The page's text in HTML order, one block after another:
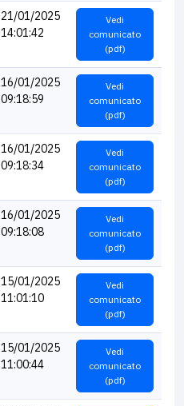
21/01/2025
14:01:42
Vedi
comunicato
(pdf)
16/01/2025
09:18:59
Vedi
comunicato
(pdf)
16/01/2025
09:18:34
Vedi
comunicato
(pdf)
16/01/2025
09:18:08
Vedi
comunicato
(pdf)
15/01/2025
11:01:10
Vedi
comunicato
(pdf)
15/01/2025
11:00:44
Vedi
comunicato
(pdf)